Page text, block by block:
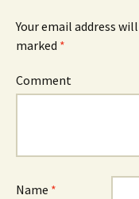
Your email address
marked *
Comment
Name *